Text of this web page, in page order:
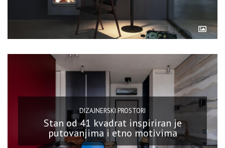
DIZAJNERSKI PROSTORI
Stan od 41 kvadrat inspiriran je
putovanjima i etno motivima